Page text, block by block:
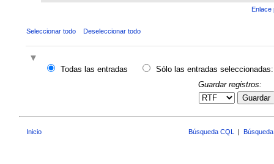
Enlace
Seleccionar todo Deseleccionar todo
Todas las entradas
Sólo las entradas seleccionadas:
Guardar registros:
Guardar
Inicio Búsqueda CQL